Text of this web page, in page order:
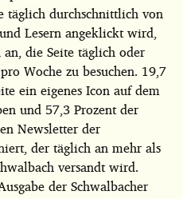
täglich durchschnittlich von
Lesern angeklickt wird,
die Seite täglich oder
Woche zu besuchen. 19,7
ein eigenes Icon auf dem
und 57,3 Prozent der
Newsletter der
der täglich an mehr als
versandt wird.
der Schwalbacher